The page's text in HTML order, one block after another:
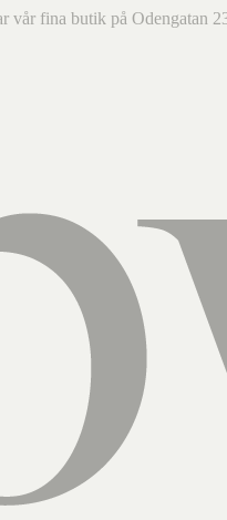
vår fina butik på Odengatan